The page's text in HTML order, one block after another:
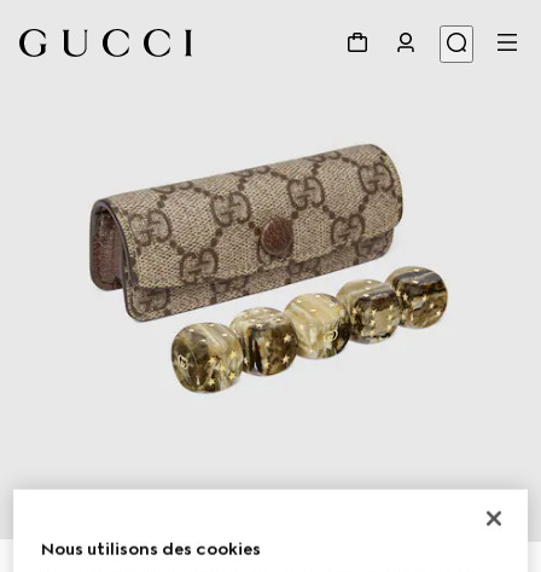
Nous utilisons des cookies